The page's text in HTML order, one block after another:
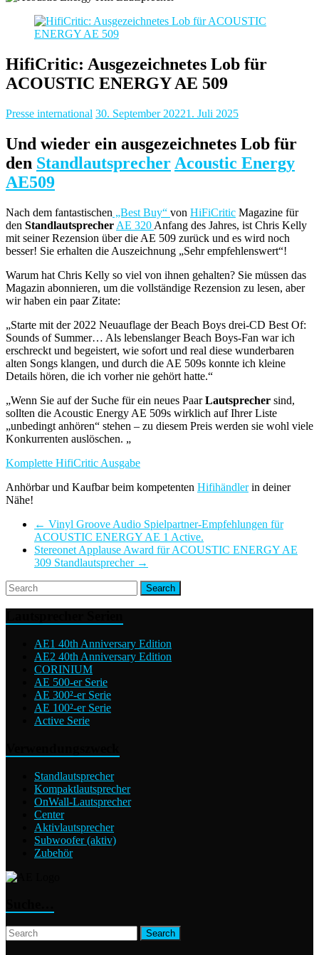
HifiCritic: Ausgezeichnetes Lob für
ACOUSTIC ENERGY AE 509
Presse international 30. September 20221. Juli 2025
Und wieder ein ausgezeichnetes Lob für
den Standlautsprecher Acoustic Energy
AE509
Nach dem fantastischen „Best Buy“ von HiFiCritic Magazine für
den Standlautsprecher AE 320 Anfang des Jahres, ist Chris Kelly
mit seiner Rezension über die AE 509 zurück und es wird noch
besser! Sie erhalten die Auszeichnung „Sehr empfehlenswert“!
Warum hat Chris Kelly so viel von ihnen gehalten? Sie müssen das
Magazin abonnieren, um die vollständige Rezension zu lesen, aber
wir haben ein paar Zitate:
„Starte mit der 2022 Neuauflage der Beach Boys drei-CD Best Of:
Sounds of Summer… Als lebenslanger Beach Boys-Fan war ich
erschreckt und begeistert, wie sofort und real diese wunderbaren
alten Songs klangen, und durch die AE 509s konnte ich kleine
Details hören, die ich vorher nie gehört hatte.“
„Wenn Sie auf der Suche für ein neues PaarLautsprecher sind,
sollten die Acoustic Energy AE 509s wirklich auf Ihrer Liste
„unbedingt anhören“ stehen – zu diesem Preis werden sie wohl viele
Konkurrenten auslöschen. „
Komplette HifiCritic Ausgabe
Anhörbar und Kaufbar beim kompetenten Hifihändlerin deiner
Nähe!
← Vinyl Groove Audio Spielpartner-Empfehlungen für
ACOUSTIC ENERGY AE 1 Active.
Stereonet Applause Award für ACOUSTIC ENERGY AE
309 Standlautsprecher →
AE1 40th Anniversary Edition
AE2 40th Anniversary Edition
CORINIUM
AE 500-er Serie
AE 300²-er Serie
AE 100²-er Serie
Active Serie
Standlautsprecher
Kompaktlautsprecher
OnWall-Lautsprecher
Center
Aktivlautsprecher
Subwoofer (aktiv)
Zubehör